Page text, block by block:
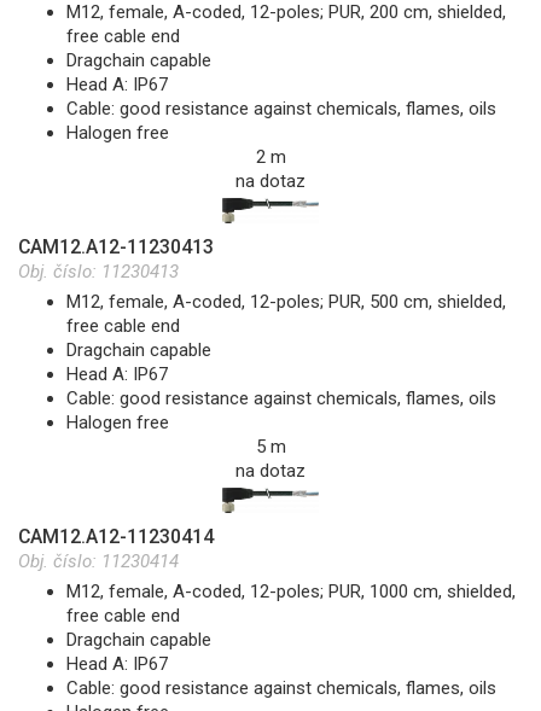
M12, female, A-coded, 12-poles; PUR, 200 cm, shielded,
free cable end
Dragchain capable
Head A: IP67
Cable: good resistance against chemicals, flames, oils
Halogen free
2 m
na dotaz
CAM12.A12-11230413
Obj. číslo: 11230413
M12, female, A-coded, 12-poles; PUR, 500 cm, shielded,
free cable end
Dragchain capable
Head A: IP67
Cable: good resistance against chemicals, flames, oils
Halogen free
5 m
na dotaz
CAM12.A12-11230414
Obj. číslo: 11230414
M12, female, A-coded, 12-poles; PUR, 1000 cm, shielded,
free cable end
Dragchain capable
Head A: IP67
Cable: good resistance against chemicals, flames, oils